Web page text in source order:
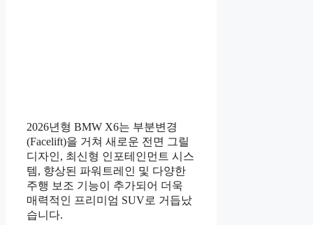
2026년형 BMW X6는 부분변경
(Facelift)을 거쳐 새로운 전면 그릴
디자인, 최신형 인포테인먼트 시스
템, 향상된 파워트레인 및 다양한
주행 보조 기능이 추가되어 더욱
매력적인 프리미엄 SUV로 거듭났
습니다.